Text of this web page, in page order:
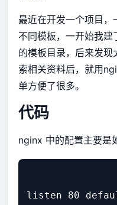
最近在开发一个项目，
不同模板，一开始我建
的模板目录，后来发
索相关资料后，就用
单方便了很多。
代码
nginx 中的配置主要是
listen 80